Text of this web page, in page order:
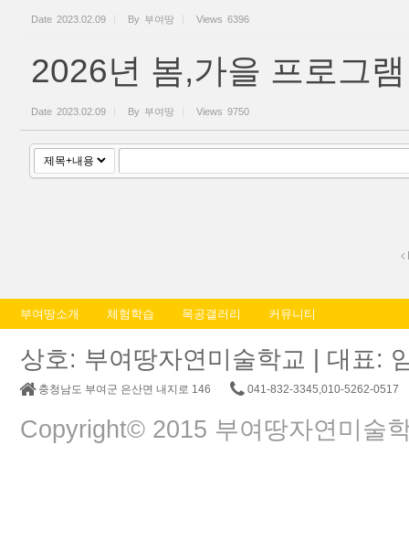
Date 2023.02.09 By 부여땅 Views 6396
2026년 봄,가을 프로그램
Date 2023.02.09 By 부여땅 Views 9750
부여땅소개 체험학습 목공갤러리 커뮤니티
상호: 부여땅자연미술학교 | 대표:
충청남도 부여군 은산면 내지로 146 041-832-3345,010-5262-0517
Copyright© 2015 부여땅자연미술